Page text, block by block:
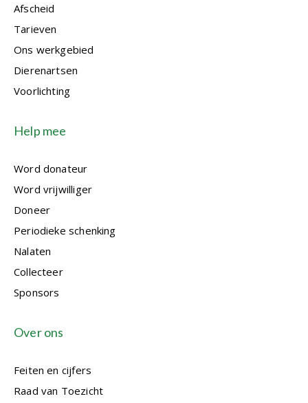
Afscheid
Tarieven
Ons werkgebied
Dierenartsen
Voorlichting
Help mee
Word donateur
Word vrijwilliger
Doneer
Periodieke schenking
Nalaten
Collecteer
Sponsors
Over ons
Feiten en cijfers
Raad van Toezicht